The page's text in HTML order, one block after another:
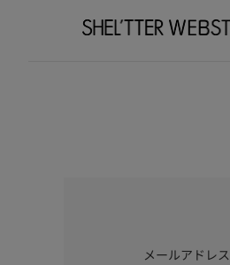
メールアドレス